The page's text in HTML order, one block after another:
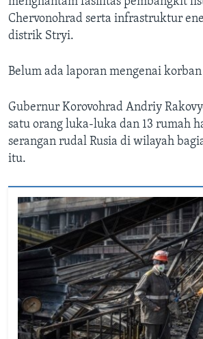
Chervonohrad serta infrastruktur
distrik Stryi.
Belum ada laporan mengenai
Gubernur Korovohrad Andriy
satu orang luka-luka dan 13 rumah
serangan rudal Rusia di wilayah
itu.